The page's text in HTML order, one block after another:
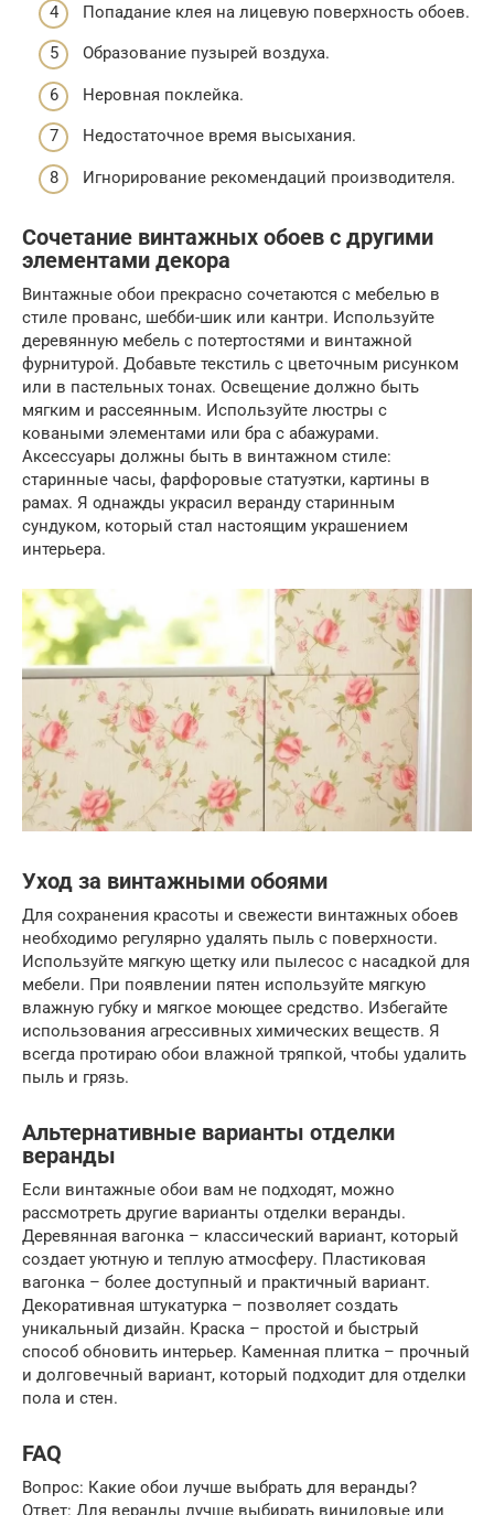
Попадание клея на лицевую поверхность обоев.
Образование пузырей воздуха.
Неровная поклейка.
Недостаточное время высыхания.
Игнорирование рекомендаций производителя.
Сочетание винтажных обоев с другими
элементами декора
Винтажные обои прекрасно сочетаются с мебелью в
стиле прованс, шебби-шик или кантри. Используйте
деревянную мебель с потертостями и винтажной
фурнитурой. Добавьте текстиль с цветочным рисунком
или в пастельных тонах. Освещение должно быть
мягким и рассеянным. Используйте люстры с
коваными элементами или бра с абажурами.
Аксессуары должны быть в винтажном стиле:
старинные часы, фарфоровые статуэтки, картины в
рамах. Я однажды украсил веранду старинным
сундуком, который стал настоящим украшением
интерьера.
Уход за винтажными обоями
Для сохранения красоты и свежести винтажных обоев
необходимо регулярно удалять пыль с поверхности.
Используйте мягкую щетку или пылесос с насадкой для
мебели. При появлении пятен используйте мягкую
влажную губку и мягкое моющее средство. Избегайте
использования агрессивных химических веществ. Я
всегда протираю обои влажной тряпкой, чтобы удалить
пыль и грязь.
Альтернативные варианты отделки
веранды
Если винтажные обои вам не подходят, можно
рассмотреть другие варианты отделки веранды.
Деревянная вагонка – классический вариант, который
создает уютную и теплую атмосферу. Пластиковая
вагонка – более доступный и практичный вариант.
Декоративная штукатурка – позволяет создать
уникальный дизайн. Краска – простой и быстрый
способ обновить интерьер. Каменная плитка – прочный
и долговечный вариант, который подходит для отделки
пола и стен.
FAQ
Вопрос: Какие обои лучше выбрать для веранды?
Ответ: Для веранды лучше выбирать виниловые или